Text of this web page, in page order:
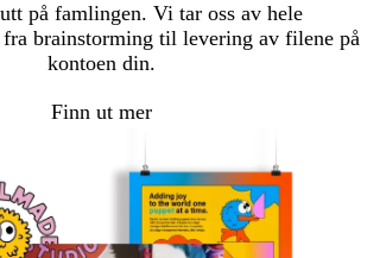
på famlingen. Vi tar oss av hele
fra brainstorming til levering av filene på
kontoen din.
Finn ut mer